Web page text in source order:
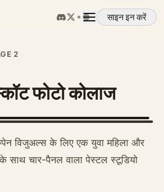
साइन इन करें
2
फोटो कोलाज
विजुअल्स के लिए एक युवा महिला और
साथ चार-पैनल वाला पेस्टल स्टूडियो